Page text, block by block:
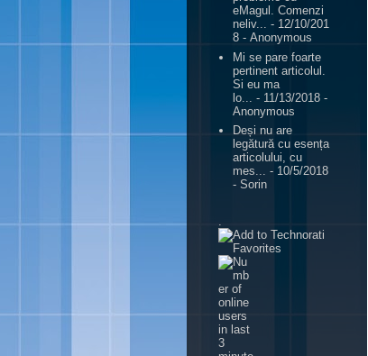
eMagul. Comenzi
neliv... - 12/10/201
8 - Anonymous
Mi se pare foarte
pertinent articolul.
Si eu ma
lo...
- 11/13/2018 -
Anonymous
Deși nu are
legătură cu esența
articolului, cu
mes... - 10/5/2018
- Sorin